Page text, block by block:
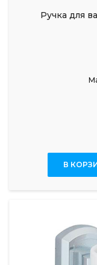
Ручка для
В